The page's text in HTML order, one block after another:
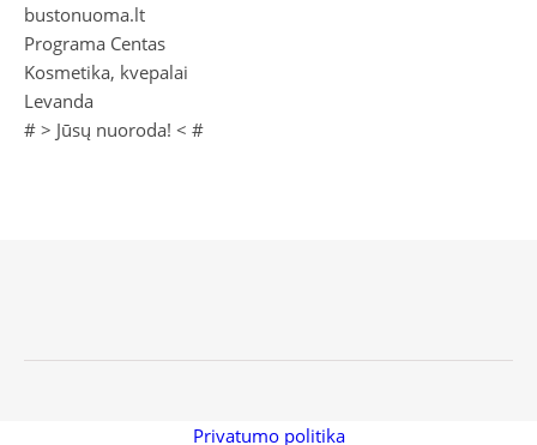
bustonuoma.lt
Programa Centas
Kosmetika, kvepalai
Levanda
# > Jūsų nuoroda! < #
Privatumo politika